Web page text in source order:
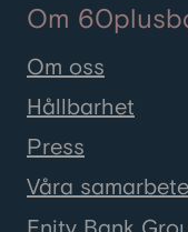
Om
Om oss
Hållbarhet
Press
Våra